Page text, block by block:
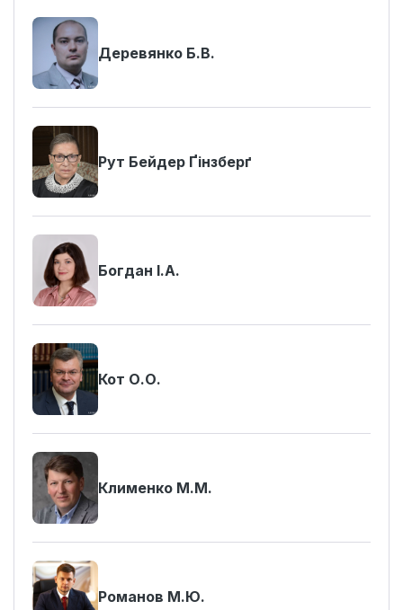
Деревянко Б.В.
Рут Бейдер Ґінзберґ
Богдан І.А.
Кот О.О.
Клименко М.М.
Романов М.Ю.